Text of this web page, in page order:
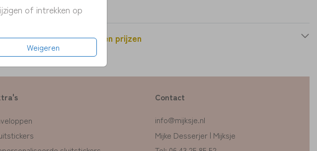
of intrekken op
Weigeren
Formaten en prijzen
Contact
info@mijksje.nl
Mijke Desserjer | Mijksje